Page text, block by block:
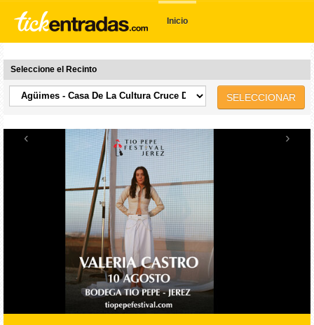
Inicio
Seleccione el Recinto
SELECCIONAR
‹ ›